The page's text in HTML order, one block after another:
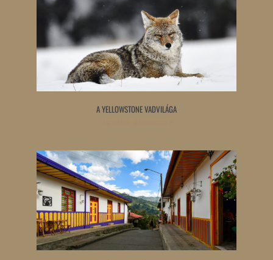
A YELLOWSTONE VADVILÁGA